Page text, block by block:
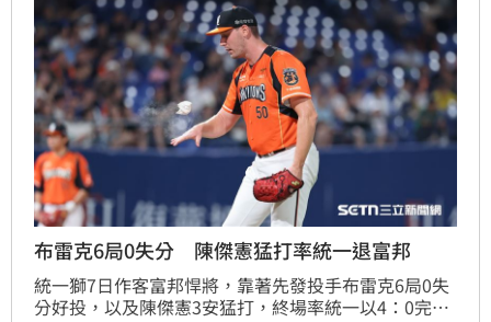
布雷克6局0失分 陳傑憲猛打率統一退富邦
統一獅7日作客富邦悍將，靠著先發投手布雷克6局0失
分好投，以及陳傑憲3安猛打，終場率統一以4：0完封